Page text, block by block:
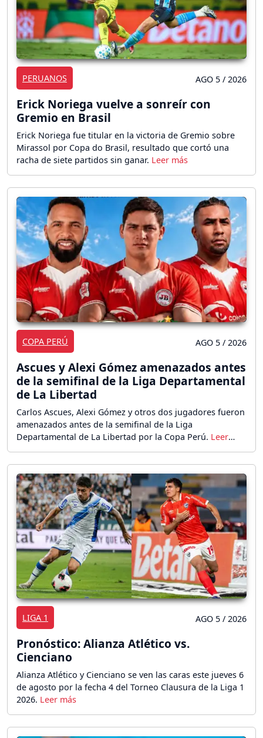
PERUANOS AGO 5 / 2026
Erick Noriega vuelve a sonreír con
Gremio en Brasil
Erick Noriega fue titular en la victoria de Gremio sobre
Mirassol por Copa do Brasil, resultado que cortó una
racha de siete partidos sin ganar.
COPA PERÚ AGO 5 / 2026
Ascues y Alexi Gómez amenazados antes
de la semifinal de la Liga Departamental
de La Libertad
Carlos Ascues, Alexi Gómez y otros dos jugadores fueron
amenazados antes de la semifinal de la Liga
Departamental de La Libertad por la Copa Perú.
LIGA 1 AGO 5 / 2026
Pronóstico: Alianza Atlético vs.
Cienciano
Alianza Atlético y Cienciano se ven las caras este jueves 6
de agosto por la fecha 4 del Torneo Clausura de la Liga 1
2026.